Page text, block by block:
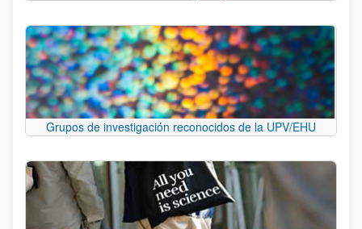
Grupos de investigación reconocidos de la UPV/EHU